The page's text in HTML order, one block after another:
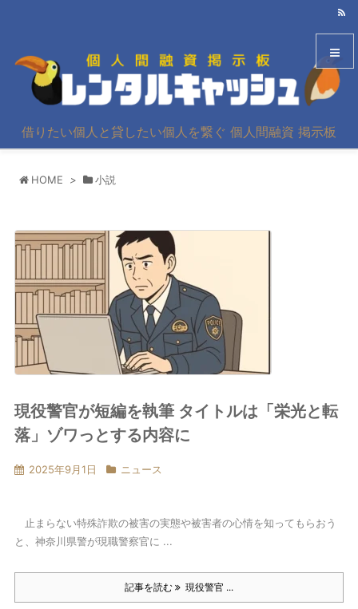
借りたい個人と貸したい個人を繋ぐ 個人間融資 掲示板
HOME > 小説
現役警官が短編を執筆 タイトルは「栄光と転
落」ゾワっとする内容に
2025年9月1日 ニュース
止まらない特殊詐欺の被害の実態や被害者の心情を知ってもらおう
と、神奈川県警が現職警察官に ...
記事を読む 現役警官 ...